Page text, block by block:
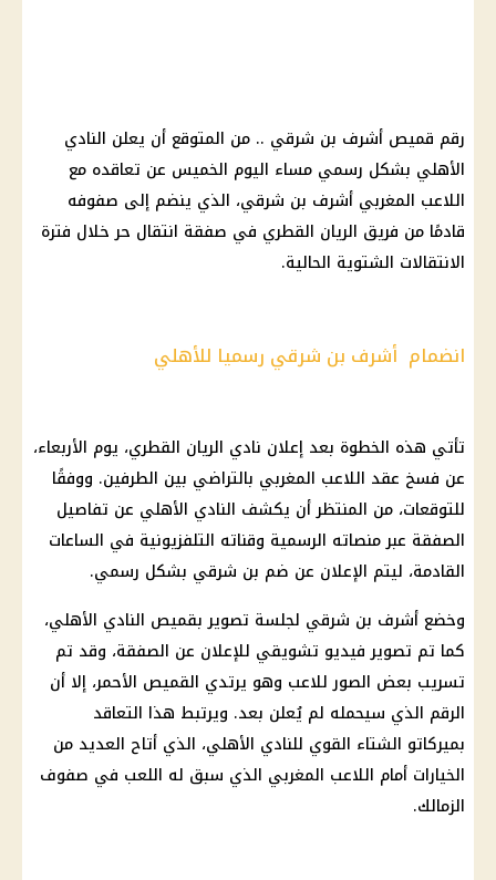
رقم قميص أشرف بن شرقي .. من المتوقع أن يعلن النادي
الأهلي بشكل رسمي مساء اليوم الخميس عن تعاقده مع
اللاعب المغربي أشرف بن شرقي، الذي ينضم إلى صفوفه
قادمًا من فريق الريان القطري في صفقة انتقال حر خلال فترة
الانتقالات الشتوية الحالية.
انضمام أشرف بن شرقي رسميا للأهلي
تأتي هذه الخطوة بعد إعلان نادي الريان القطري، يوم الأربعاء،
عن فسخ عقد اللاعب المغربي بالتراضي بين الطرفين. ووفقًا
للتوقعات، من المنتظر أن يكشف النادي الأهلي عن تفاصيل
الصفقة عبر منصاته الرسمية وقناته التلفزيونية في الساعات
القادمة، ليتم الإعلان عن ضم بن شرقي بشكل رسمي.
وخضعأشرف بن شرقي لجلسة تصوير بقميص النادي الأهلي،
كما تم تصوير فيديو تشويقي للإعلان عن الصفقة، وقد تم
تسريب بعض الصور للاعب وهو يرتدي القميص الأحمر، إلا أن
الرقم الذي سيحمله لم يُعلن بعد. ويرتبط هذا التعاقد
بميركاتو الشتاء القوي للنادي الأهلي، الذي أتاح العديد من
الخيارات أمام اللاعب المغربي الذي سبق له اللعب في صفوف
الزمالك.